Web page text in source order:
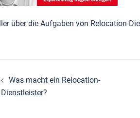
über die Aufgaben von Relocation-
Was macht ein Relocation-
Dienstleister?